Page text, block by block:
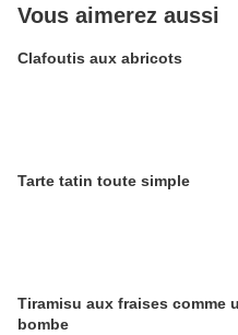
Vous aimerez aussi
Clafoutis aux abricots
Tarte tatin toute simple
Tiramisu aux fraises comme
bombe